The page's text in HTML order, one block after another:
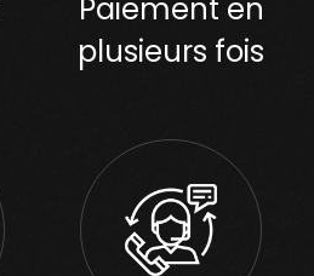
Paiement en
plusieurs fois